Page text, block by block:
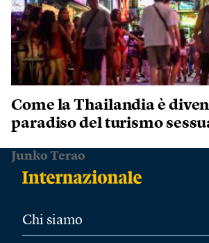
Come la Thailandia è
paradiso del turismo
Junko Terao
Chi siamo